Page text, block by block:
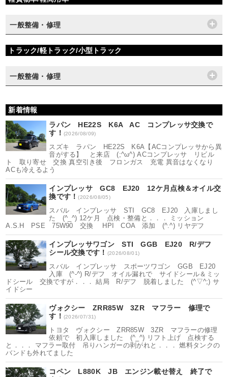
一般整備・修理
トラック/軽トラック/小型トラック
一般整備・修理
新着情報
ラパン HE22S K6A AC コンプレッサ交換で
す！ (2026/08/09)
スズキ ラパン HE22S K6A【ACコンプレッサから異
音がする】 と来店 (;^ω^) ACコンプレッサ リビル
ト 取り寄せ 交換 真空引き後 フロンガス 充電 異音はなくなり
ACも冷えるよう
インプレッサ GC8 EJ20 12ケ月点検＆オイル交
換です！(2026/08/05)
スバル インプレッサ STI GC8 EJ20 入庫しまし
た (^_^) 12ケ月 点検・整備と．．． ミッション
A.S.H PSE 75W90 交換 HPI COA 添加 (^.^) リヤデフ
インプレッサワゴン STI GGB EJ20 R/デフ
シール交換です！ (2026/08/01)
スバル インプレッサ スポーツワゴン GGB EJ20
入庫 (^-^) R/デフ オイル漏れで サイドシール＆ミッ
ドシール 交換ですが．．． 結局 R/デフ 脱着しました (^▽^;) サ
イドシー
ヴォクシー ZRR85W 3ZR マフラー 修理で
す！ (2026/07/31)
トヨタ ヴォクシー ZRR85W 3ZR マフラーの修理
依頼で 初入庫しました (^_^) リフト上げ 点検する
と．．． マフラー取付 吊りハンガーの剥がれと．．． 燃料タンクの
バンドも外れてました
コペン L880K JB エンジン載せ替え 終了で